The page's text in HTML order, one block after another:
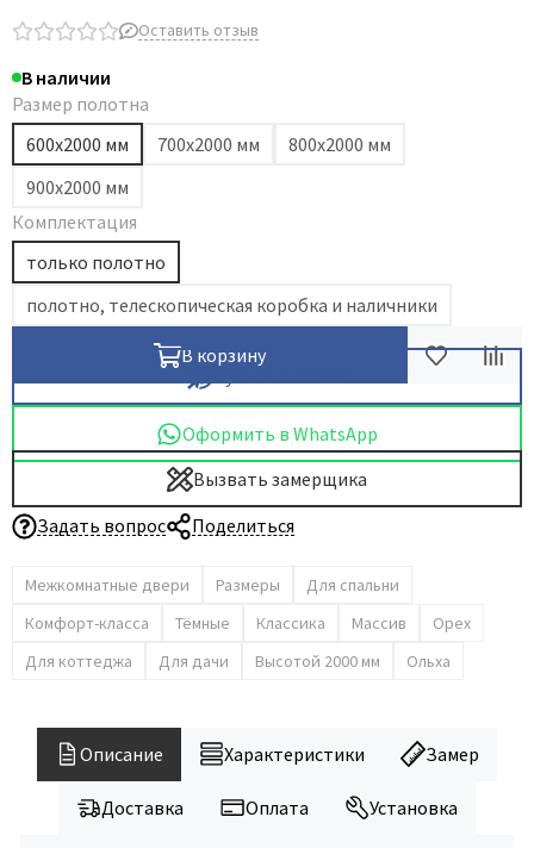
Comit
Covali
Dircode
Eclisse
El Porta
Fantom
Fimet
GlassTur
HSU
Krona Koblenz
Komfort Doors
Legend
Line Doors
Lockstyle
Оставить отзыв
В наличии
Размер полотна
600х2000 мм
700х2000 мм
800х2000 мм
900х2000 мм
Комплектация
только полотно
полотно, телескопическая коробка и наличники
В корзину
Оформить в WhatsApp
Вызвать замерщика
Задать вопрос
Поделиться
Межкомнатные двери Размеры
Для спальни
Комфорт-класса
Тёмные Классика Массив
Орех
Для коттеджа
Для дачи Высотой 2000 мм Ольха
Описание Характеристики Замер
Доставка Оплата Установка